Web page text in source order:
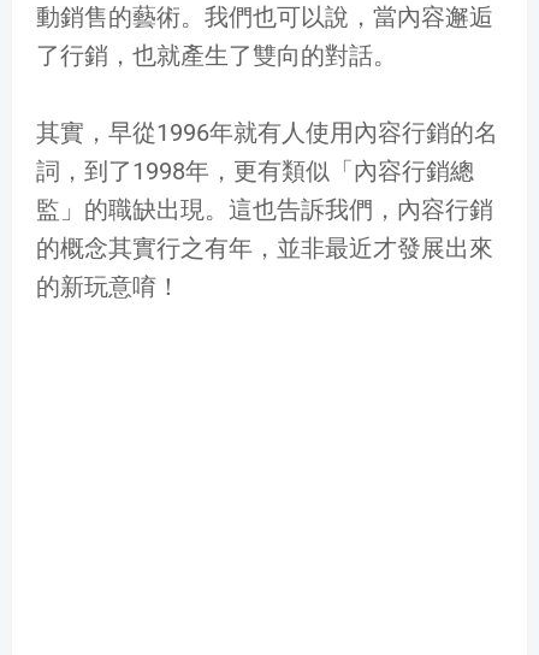
動銷售的藝術。我們也可以說，當內容邂逅
了行銷，也就產生了雙向的對話。
其實，早從1996年就有人使用內容行銷的名
詞，到了1998年，更有類似「內容行銷總
監」的職缺出現。這也告訴我們，內容行銷
的概念其實行之有年，並非最近才發展出來
的新玩意唷！